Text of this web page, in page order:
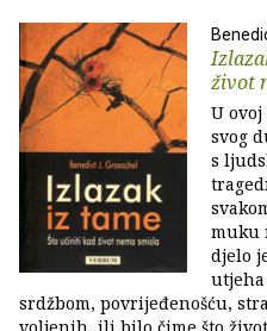
život
U
svog
s
muku
djelo
utjeha
srdžbom, povrijeđenošću,